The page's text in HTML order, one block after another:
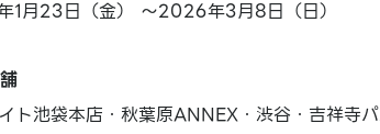
1月23日（金） ～2026年3月8日（日）
ト池袋本店・秋葉原ANNEX・渋谷・吉祥寺